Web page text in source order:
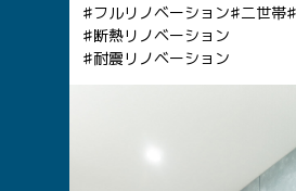
フルリノベーション 二世帯
断熱リノベーション
耐震リノベーション